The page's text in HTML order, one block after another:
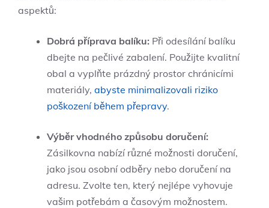
aspektů:
Dobrá příprava balíku: Při odesílání balíku
dbejte na pečlivé zabalení. Použijte kvalitní
obal a vyplňte prázdný prostor chránicími
materiály, abyste minimalizovali riziko
poškození během přepravy.
Výběr vhodného způsobu doručení:
Zásilkovna nabízí různé možnosti doručení,
jako jsou osobní odběry nebo doručení na
adresu. Zvolte ten, který nejlépe vyhovuje
vašim potřebám a časovým možnostem.